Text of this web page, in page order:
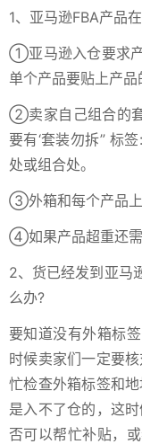
1、亚马逊FBA产品
①亚马逊入仓要求
单个产品要贴上产品
②卖家自己组合的
要有‘套装勿拆” 标
处或组合处。
③外箱和每个产品上
④如果产品超重还需
2、货已经发到亚马
么办?
要知道没有外箱标
时候卖家们一定要
忙检查外箱标签和
是入不了仓的，这
否可以帮忙补贴，